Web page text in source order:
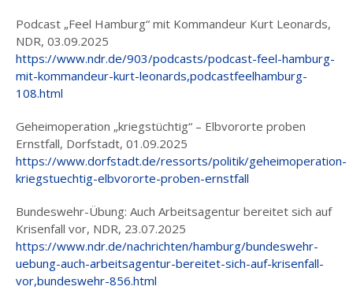
Podcast „Feel Hamburg“ mit Kommandeur Kurt Leonards,
NDR, 03.09.2025
https://www.ndr.de/903/podcasts/podcast-feel-hamburg-
mit-kommandeur-kurt-leonards,podcastfeelhamburg-
108.html
Geheimoperation „kriegstüchtig“ – Elbvororte proben
Ernstfall, Dorfstadt, 01.09.2025
https://www.dorfstadt.de/ressorts/politik/geheimoperation-
kriegstuechtig-elbvororte-proben-ernstfall
Bundeswehr-Übung: Auch Arbeitsagentur bereitet sich auf
Krisenfall vor, NDR, 23.07.2025
https://www.ndr.de/nachrichten/hamburg/bundeswehr-
uebung-auch-arbeitsagentur-bereitet-sich-auf-krisenfall-
vor,bundeswehr-856.html